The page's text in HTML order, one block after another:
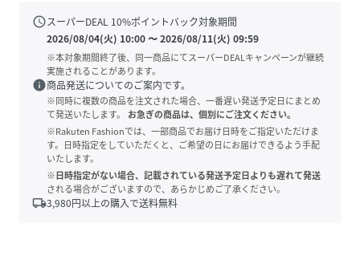
scheduleスーパーDEAL 10%ポイントバック対象期間
2026/08/04(火) 10:00〜2026/08/11(火) 09:59
※本対象期間終了後、同一商品にてスーパーDEALキャンペーンが継続
実施されることがあります。
info商品発送についてのご案内です。
※同時に複数の商品を注文された場合、一番遅い発送予定日にまとめ
て発送いたします。
お急ぎの商品は、個別にご注文ください。
※Rakuten Fashionでは、一部商品でお届け日時をご指定いただけま
す。日時指定をしていただくと、ご希望の日にお届けできるよう手配
いたします。
※日時指定がない場合、記載されている発送予定日よりも遅れて発送
される場合がございますので、あらかじめご了承ください。
local_shipping3,980円以上の購入で送料無料